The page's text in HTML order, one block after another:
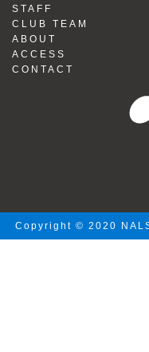
STAFF
CLUB TEAM
ABOUT
ACCESS
CONTACT
Copyright © 2020